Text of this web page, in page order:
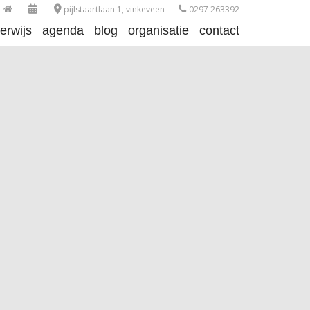
pijlstaartlaan 1, vinkeveen 0297 263392
agenda blog organisatie contact